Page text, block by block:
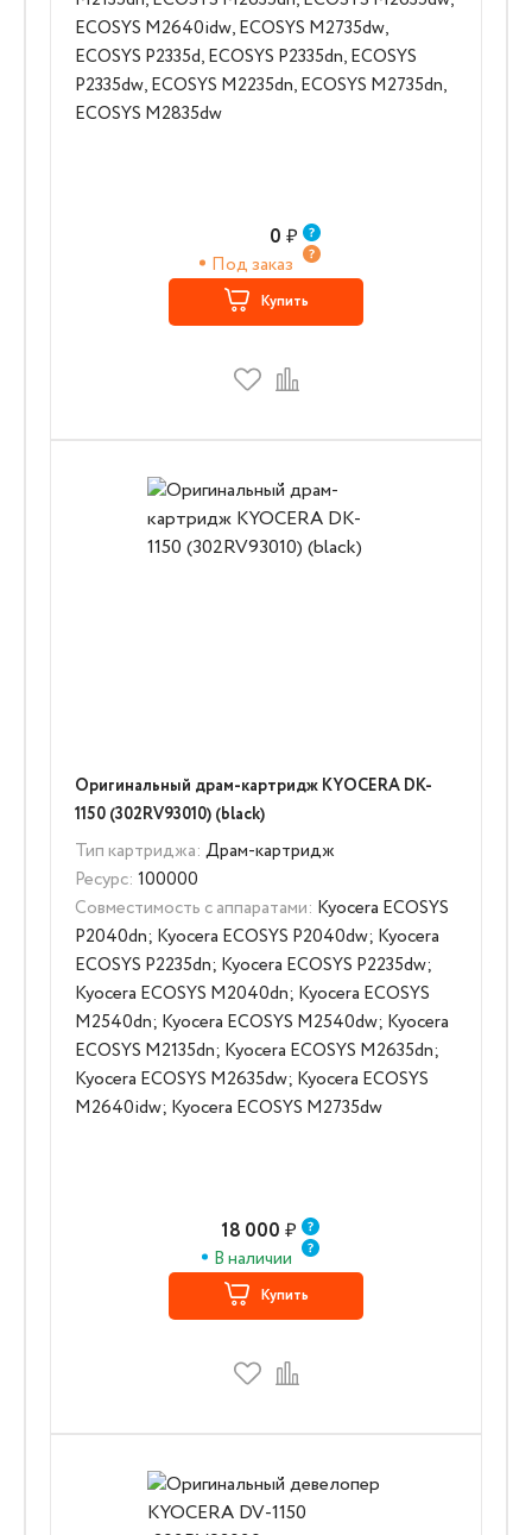
ECOSYS M2640idw, ECOSYS M2735dw,
ECOSYS P2335d, ECOSYS P2335dn, ECOSYS
P2335dw, ECOSYS M2235dn, ECOSYS M2735dn,
ECOSYS M2835dw
0 ₽
Под заказ
Купить
Оригинальный драм-картридж KYOCERA DK-
1150 (302RV93010) (black)
Тип картриджа: Драм-картридж
Ресурс: 100000
Совместимость с аппаратами: Kyocera ECOSYS
P2040dn; Kyocera ECOSYS P2040dw; Kyocera
ECOSYS P2235dn; Kyocera ECOSYS P2235dw;
Kyocera ECOSYS M2040dn; Kyocera ECOSYS
M2540dn; Kyocera ECOSYS M2540dw; Kyocera
ECOSYS M2135dn; Kyocera ECOSYS M2635dn;
Kyocera ECOSYS M2635dw; Kyocera ECOSYS
M2640idw; Kyocera ECOSYS M2735dw
18 000 ₽
В наличии
Купить